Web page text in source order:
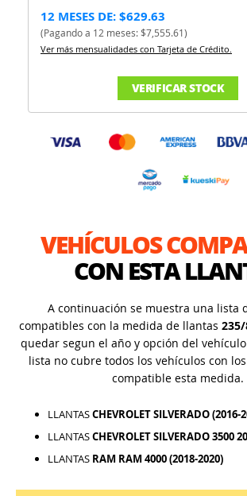
12 MESES DE: $629.63
(Pagando a 12 meses: $7,555.61)
Ver más mensualidades con Tarjeta de Crédito.
VERIFICAR STOCK
VEHÍCULOS
CON ESTA
A continuación se muestra una lista
compatibles con la medida de llantas 235/
quedar segun el año y opción del
lista no cubre todos los vehículos con
compatible esta medida.
LLANTASCHEVROLET SILVERADO (2016-
LLANTASCHEVROLET SILVERADO 3500
LLANTAS RAM RAM 4000 (2018-2020)